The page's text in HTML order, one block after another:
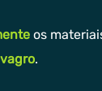
os
.